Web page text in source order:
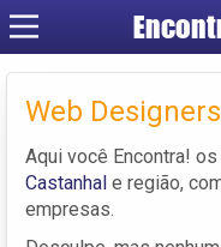
Web
Aqui você Encontra!
Castanhal e região,
empresas.